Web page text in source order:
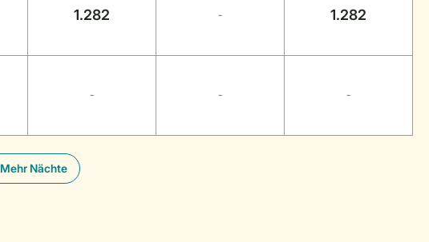
Mehr Nächte
1.282 - 1.282
- - -